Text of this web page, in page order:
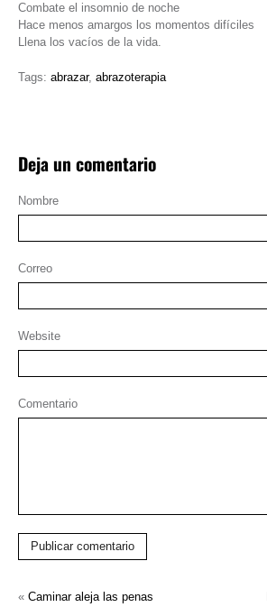
Combate el insomnio de noche
Hace menos amargos los momentos difíciles
Llena los vacíos de la vida.
Tags: abrazar, abrazoterapia
Deja un comentario
Nombre
Correo
Website
Comentario
Publicar comentario
« Caminar aleja las penas